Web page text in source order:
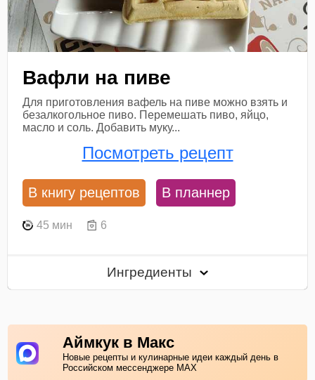
Вафли на пиве
Для приготовления вафель на пиве можно взять и
безалкогольное пиво. Перемешать пиво, яйцо,
масло и соль. Добавить муку...
Посмотреть рецепт
В книгу рецептов В планнер
45 мин 6
Ингредиенты
Аймкук в Макс
Новые рецепты и кулинарные идеи каждый день в
Российском мессенджере MAX